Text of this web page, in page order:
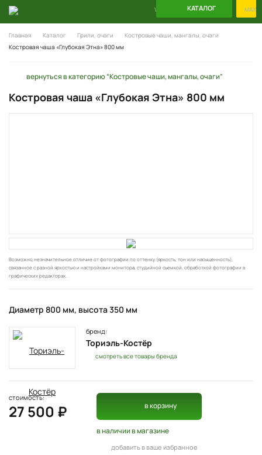
КАТАЛОГ
WhatsApp Telegram MAX
Главная Каталог Грили, очаги
Костровые чаши, мангалы, очаги
Костровая чаша «Глубокая Этна» 800 мм
вернуться в категорию “Костровые чаши, мангалы, очаги”
Костровая чаша «Глубокая Этна» 800 мм
Возможно незначительное отличие от фотографии по оттенку (яркость, тон или насыщенность),
связанное с разной яркостью и настройками монитора, студийной съемкой, обработкой фотографии в
графических редакторах.
Диаметр 800 мм, высота 350 мм
бренд:
Ториэль-Костёр
смотреть все товары бренда
стоимость:
27 500 ₽ в корзину
в наличиив магазине
добавить в ваше избранное